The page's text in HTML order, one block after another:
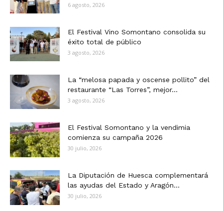
6 agosto, 2026
El Festival Vino Somontano consolida su
éxito total de público
3 agosto, 2026
La “melosa papada y oscense pollito” del
restaurante “Las Torres”, mejor...
3 agosto, 2026
El Festival Somontano y la vendimia
comienza su campaña 2026
30 julio, 2026
La Diputación de Huesca complementará
las ayudas del Estado y Aragón...
30 julio, 2026